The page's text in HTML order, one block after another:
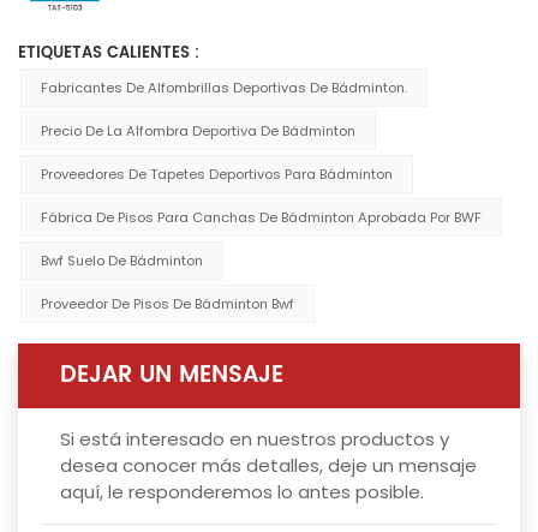
ETIQUETAS CALIENTES :
Fabricantes De Alfombrillas Deportivas De Bádminton.
Precio De La Alfombra Deportiva De Bádminton
Proveedores De Tapetes Deportivos Para Bádminton
Fábrica De Pisos Para Canchas De Bádminton Aprobada Por BWF
Bwf Suelo De Bádminton
Proveedor De Pisos De Bádminton Bwf
DEJAR UN MENSAJE
Si está interesado en nuestros productos y
desea conocer más detalles, deje un mensaje
aquí, le responderemos lo antes posible.